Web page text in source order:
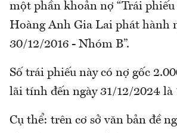
một phần khoản nợ “Trái phiếu
Hoàng Anh Gia Lai phát hành
30/12/2016 - Nhóm B”.
Số trái phiếu này có nợ gốc
lãi tính đến ngày 31/12/2024 là
Cụ thể: trên cơ sở văn bản đề